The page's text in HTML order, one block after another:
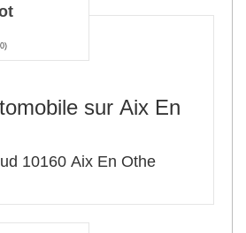
sur Aix En
10160 Aix En Othe